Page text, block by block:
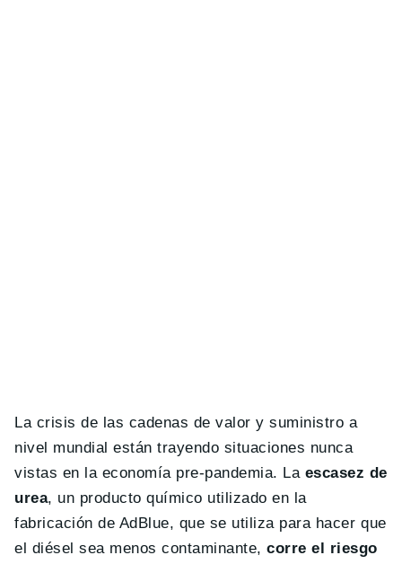
La crisis de las cadenas de valor y suministro a
nivel mundial están trayendo situaciones nunca
vistas en la economía pre-pandemia. La escasez de
urea, un producto químico utilizado en la
fabricación de AdBlue, que se utiliza para hacer que
el diésel sea menos contaminante,corre el riesgo